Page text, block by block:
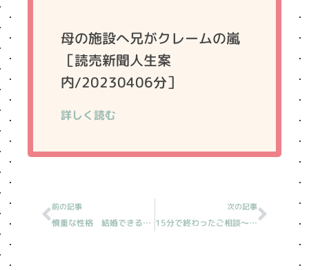
母の施設へ兄がクレームの嵐
［読売新聞人生案
内/20230406分］
詳しく読む
前の記事
慎重な性格 結婚できるのか［読売新聞人生案内］
次の記事
15分で終わったご相談〜背中を押されたのは誰？
Next